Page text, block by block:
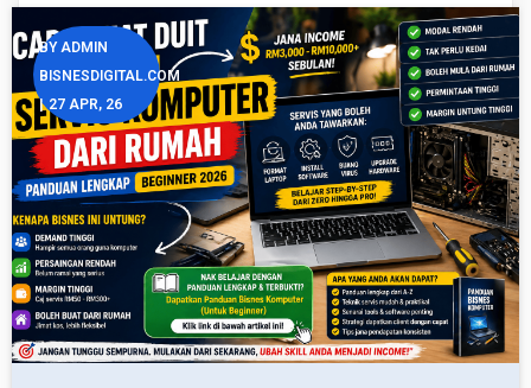
BYADMIN
BISNESDIGITAL.COM
| 27 APR, 26